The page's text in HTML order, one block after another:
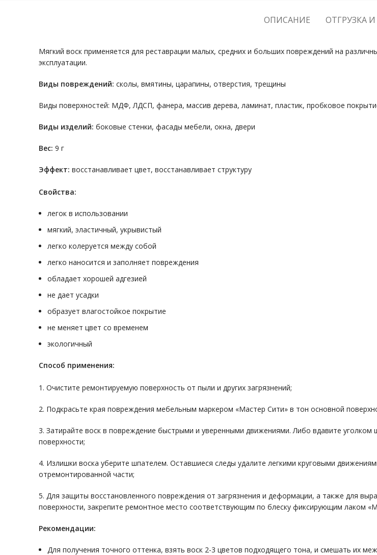
ОПИСАНИЕ ОТГРУЗКА
Мягкий воск применяется для реставрации малых, средних и больших повреждений на
эксплуатации.
Виды повреждений: сколы, вмятины, царапины, отверстия, трещины
Виды поверхностей: МДФ, ЛДСП, фанера, массив дерева, ламинат, пластик, пробковое
Виды изделий: боковые стенки, фасады мебели, окна, двери
Вес: 9 г
Эффект: восстанавливает цвет, восстанавливает структуру
Свойства:
легок в использовании
мягкий, эластичный, укрывистый
легко колеруется между собой
легко наносится и заполняет повреждения
обладает хорошей адгезией
не дает усадки
образует влагостойкое покрытие
не меняет цвет со временем
экологичный
Способ применения:
1. Очистите ремонтируемую поверхность от пыли и других загрязнений;
2. Подкрасьте края повреждения мебельным маркером «Мастер Сити» в тон основной
3. Затирайте воск в повреждение быстрыми и уверенными движениями. Либо вдавите
поверхности;
4. Излишки воска уберите шпателем. Оставшиеся следы удалите легкими круговыми
отремонтированной части;
5. Для защиты восстановленного повреждения от загрязнения и деформации, а также для
поверхности, закрепите ремонтное место соответствующим по блеску фиксирующим лаком
Рекомендации:
Для получения точного оттенка, взять воск 2-3 цветов подходящего тона, и смешать их